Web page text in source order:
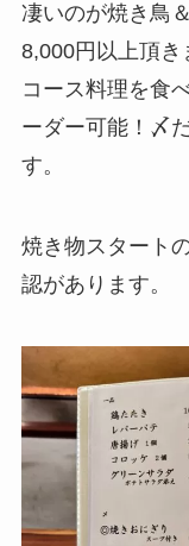
凄いのが焼き鳥
8,000円以上頂
コース料理を食
ーダー可能！〆
す。
焼き物スタート
認があります。